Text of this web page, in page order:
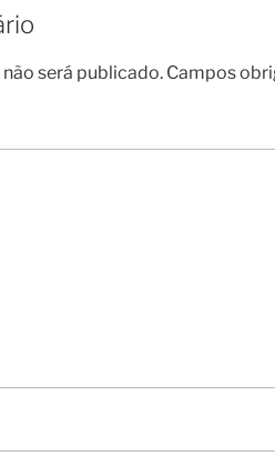
será publicado. Campos